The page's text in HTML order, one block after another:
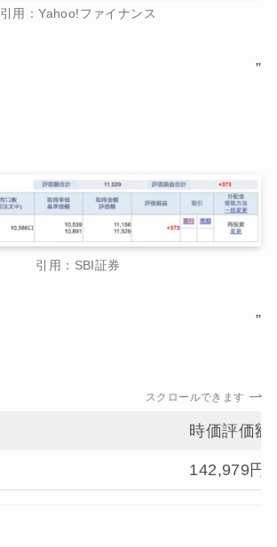
引用：Yahoo!ファイナンス
”
引用：SBI証券
”
スクロールできます
時価評価額
142,979円